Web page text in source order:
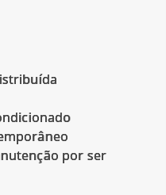
por ser